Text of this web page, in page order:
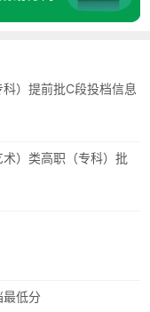
）提前批C段投档信息
）类高职（专科）批
低分